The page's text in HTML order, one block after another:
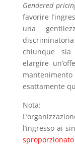
Gendered
favorire
una
chiunque
elargire
esattamente
Nota:
l’ingresso ai
sproporzionato